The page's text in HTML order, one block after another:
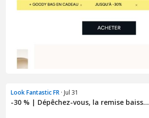
Look Fantastic FR · Jul 31
-30 % | Dépêchez-vous, la remise baiss...